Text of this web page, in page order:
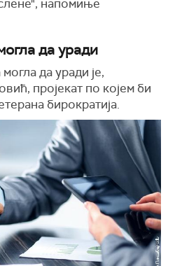
напомиње
да уради
да уради је,
пројекат по којем би
бирократија.